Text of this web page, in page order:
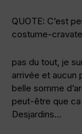
QUOTE: C’est
costume-
pas du tout, je
arrivée et aucun
belle somme
peut-être que ca
Desjardins…